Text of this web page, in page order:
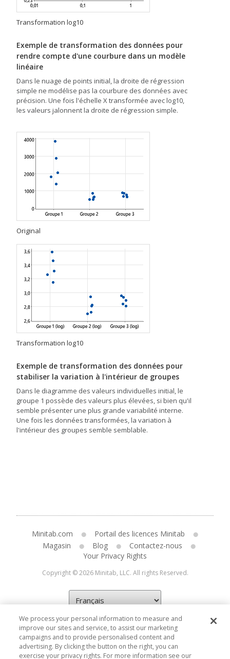
Transformation log10
Exemple de transformation des données pour
rendre compte d'une courbure dans un modèle
linéaire
Dans le nuage de points initial, la droite de régression
simple ne modélise pas la courbure des données avec
précision. Une fois l'échelle X transformée avec log10,
les valeurs jalonnent la droite de régression simple.
Original
Transformation log10
Exemple de transformation des données pour
stabiliser la variation à l'intérieur de groupes
Dans le diagramme des valeurs individuelles initial, le
groupe 1 possède des valeurs plus élevées, si bien qu'il
semble présenter une plus grande variabilité interne.
Une fois les données transformées, la variation à
l'intérieur des groupes semble semblable.
Minitab.com
Portail des licences Minitab
Magasin
Blog
Contactez-nous
Your Privacy Rights
Copyright © 2026 Minitab, LLC. All rights Reserved.
We process your personal information to measure and
improve our sites and service, to assist our marketing
campaigns and to provide personalised content and
advertising. By clicking the button on the right, you can
exercise your privacy rights. For more information see our